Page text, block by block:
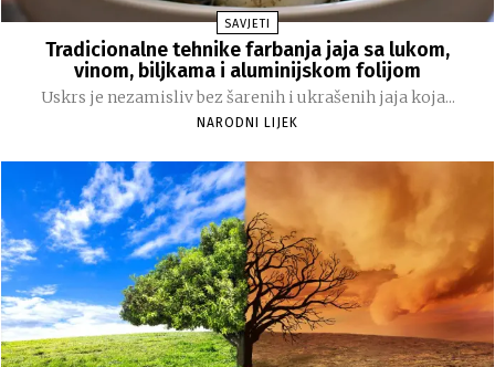
SAVJETI
Tradicionalne tehnike farbanja jaja sa lukom,
vinom, biljkama i aluminijskom folijom
Uskrs je nezamisliv bez šarenih i ukrašenih jaja koja...
NARODNI LIJEK